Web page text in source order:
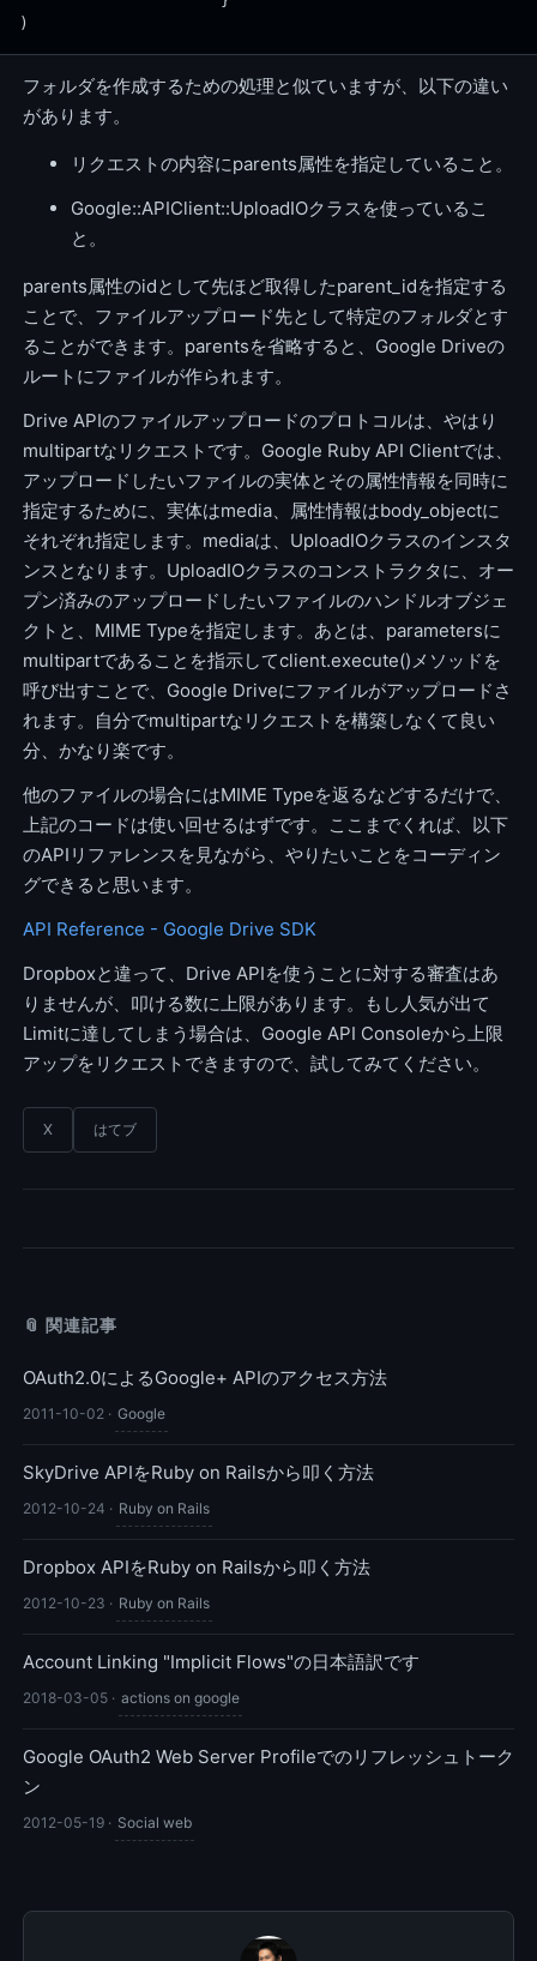
)
フォルダを作成するための処理と似ていますが、以下の違い
があります。
リクエストの内容にparents属性を指定していること。
Google::APIClient::UploadIOクラスを使っているこ
と。
parents属性のidとして先ほど取得したparent_idを指定する
ことで、ファイルアップロード先として特定のフォルダとす
ることができます。parentsを省略すると、Google Driveの
ルートにファイルが作られます。
Drive APIのファイルアップロードのプロトコルは、やはり
multipartなリクエストです。Google Ruby API Clientでは、
アップロードしたいファイルの実体とその属性情報を同時に
指定するために、実体はmedia、属性情報はbody_objectに
それぞれ指定します。mediaは、UploadIOクラスのインスタ
ンスとなります。UploadIOクラスのコンストラクタに、オー
プン済みのアップロードしたいファイルのハンドルオブジェ
クトと、MIME Typeを指定します。あとは、parametersに
multipartであることを指示してclient.execute()メソッドを
呼び出すことで、Google Driveにファイルがアップロードさ
れます。自分でmultipartなリクエストを構築しなくて良い
分、かなり楽です。
他のファイルの場合にはMIME Typeを返るなどするだけで、
上記のコードは使い回せるはずです。ここまでくれば、以下
のAPIリファレンスを見ながら、やりたいことをコーディン
グできると思います。
API Reference - Google Drive SDK
Dropboxと違って、Drive APIを使うことに対する審査はあ
りませんが、叩ける数に上限があります。もし人気が出て
Limitに達してしまう場合は、Google API Consoleから上限
アップをリクエストできますので、試してみてください。
X はてブ
📎 関連記事
OAuth2.0によるGoogle+ APIのアクセス方法
2011-10-02 · Google
SkyDrive APIをRuby on Railsから叩く方法
2012-10-24 · Ruby on Rails
Dropbox APIをRuby on Railsから叩く方法
2012-10-23 · Ruby on Rails
Account Linking "Implicit Flows"の日本語訳です
2018-03-05· actions on google
Google OAuth2 Web Server Profileでのリフレッシュトーク
ン
2012-05-19· Social web